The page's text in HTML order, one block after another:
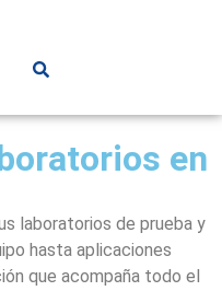
en
laboratorios de prueba y
hasta aplicaciones
que acompaña todo el